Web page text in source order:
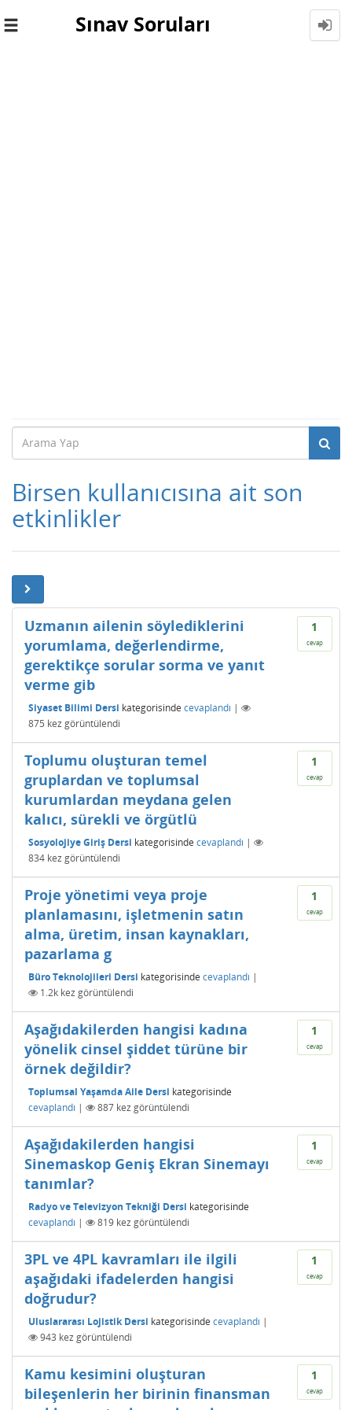
Toggle
Sınav Soruları
Birsen kullanıcısına ait son
etkinlikler
1
cevap
Uzmanın ailenin söylediklerini
yorumlama, değerlendirme,
gerektikçe sorular sorma ve yanıt
verme gib
Siyaset Bilimi Dersi kategorisinde cevaplandı |
875 kez görüntülendi
1
cevap
Toplumu oluşturan temel
gruplardan ve toplumsal
kurumlardan meydana gelen
kalıcı, sürekli ve örgütlü
Sosyolojiye Giriş Dersi kategorisinde cevaplandı |
834 kez görüntülendi
1
cevap
Proje yönetimi veya proje
planlamasını, işletmenin satın
alma, üretim, insan kaynakları,
pazarlama g
Büro Teknolojileri Dersi kategorisinde cevaplandı |
1.2k kez görüntülendi
1
cevap
Aşağıdakilerden hangisi kadına
yönelik cinsel şiddet türüne bir
örnek değildir?
Toplumsal Yaşamda Aile Dersi kategorisinde
cevaplandı | 887 kez görüntülendi
1
cevap
Aşağıdakilerden hangisi
Sinemaskop Geniş Ekran Sinemayı
tanımlar?
Radyo ve Televizyon Tekniği Dersi kategorisinde
cevaplandı | 819 kez görüntülendi
1
cevap
3PL ve 4PL kavramları ile ilgili
aşağıdaki ifadelerden hangisi
doğrudur?
Uluslararası Lojistik Dersi kategorisinde cevaplandı |
943 kez görüntülendi
1
cevap
Kamu kesimini oluşturan
bileşenlerin her birinin finansman